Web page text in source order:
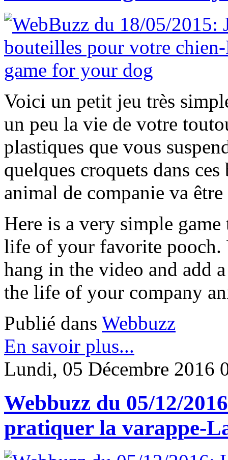
Voici un petit jeu très
un peu la vie de votre
plastiques que vous
quelques croquets dans
animal de companie va
Here is a very simple
life of your favorite pooch.
hang in the video and add
the life of your company
Publié dans Webbuzz
En savoir plus...
Lundi, 05 Décembre 2016
Webbuzz du 05/12/
pratiquer la varappe-